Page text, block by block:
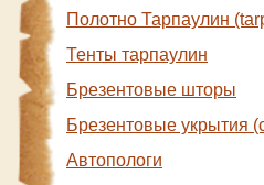
Полотно Тарпаулин
Тенты тарпаулин
Брезентовые шторы
Брезентовые укрытия
Автопологи